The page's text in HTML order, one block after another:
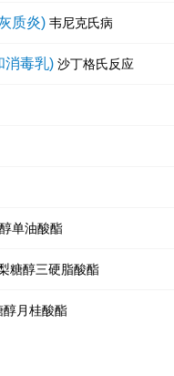
质炎) 韦尼克氏病
消毒乳) 沙丁格氏反应
单油酸酯
糖醇三硬脂酸酯
醇月桂酸酯